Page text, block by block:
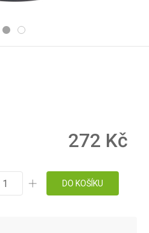
272 Kč
DO KOŠÍKU